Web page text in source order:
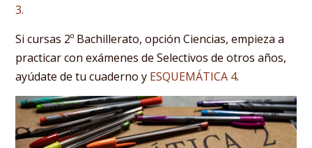
3.
Si cursas 2º Bachillerato, opción Ciencias, empieza a
practicar con exámenes de Selectivos de otros años,
ayúdate de tu cuaderno y ESQUEMÁTICA 4.